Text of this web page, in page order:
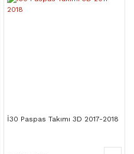
İ30 Paspas Takımı 3D 2017-2018